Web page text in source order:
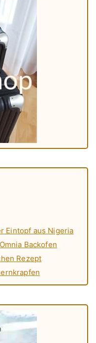
Eintopf aus Nigeria
Backofen
Rezept